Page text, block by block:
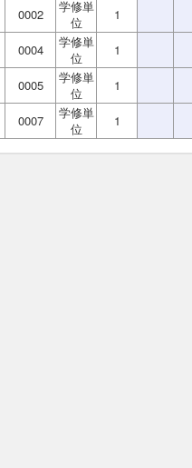
0002
学修単
位
1
0004
学修単
位
1
0005
学修単
位
1
0007
学修単
位
1